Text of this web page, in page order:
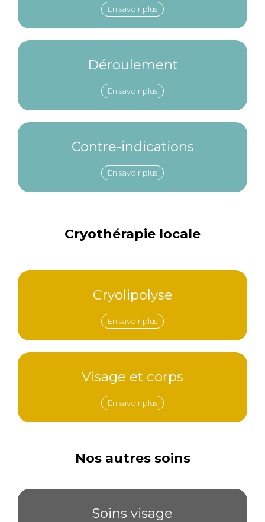
En savoir plus
Déroulement
En savoir plus
Contre-indications
En savoir plus
Cryothérapie locale
Cryolipolyse
En savoir plus
Visage et corps
En savoir plus
Nos autres soins
Soins visage